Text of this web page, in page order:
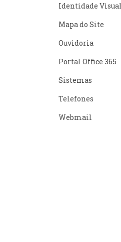
Identidade Visual
Mapa do Site
Ouvidoria
Portal Office 365
Sistemas
Telefones
Webmail